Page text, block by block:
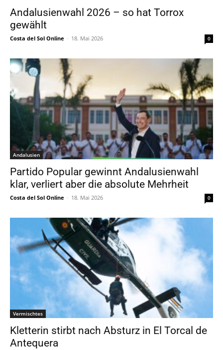
Andalusienwahl 2026 – so hat Torrox
gewählt
Costa del Sol Online - 18. Mai 2026 0
Andalusien
Partido Popular gewinnt Andalusienwahl
klar, verliert aber die absolute Mehrheit
Costa del Sol Online - 18. Mai 2026 0
Vermischtes
Kletterin stirbt nach Absturz in El Torcal de
Antequera